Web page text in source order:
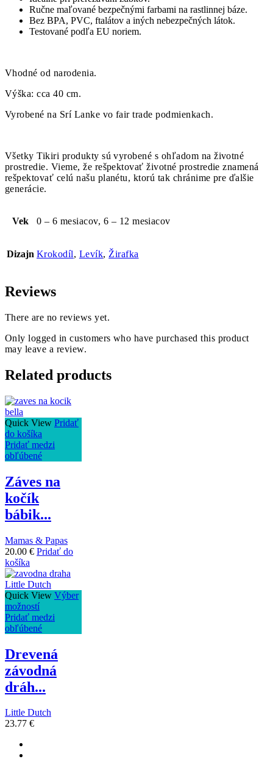
Ručne maľované bezpečnými farbami na rastlinnej báze.
Bez BPA, PVC, ftalátov a iných nebezpečných látok.
Testované podľa EU noriem.
Vhodné od narodenia.
Výška: cca 40 cm.
Vyrobené na Srí Lanke vo fair trade podmienkach.
Všetky Tikiri produkty sú vyrobené s ohľadom na životné
prostredie. Vieme, že rešpektovať životné prostredie znamená
rešpektovať celú našu planétu, ktorú tak chránime pre ďalšie
generácie.
Vek 0 – 6 mesiacov, 6 – 12 mesiacov
Dizajn Krokodíl, Levík, Žirafka
Reviews
There are no reviews yet.
Only logged in customers who have purchased this product
may leave a review.
Related products
Quick View Pridať
do košíka
Pridať medzi
obľúbené
Záves na
kočík
bábik...
Mamas & Papas
20.00 € Pridať do
košíka
Quick View Výber
možností
Pridať medzi
obľúbené
Drevená
závodná
dráh...
Little Dutch
23.77 €